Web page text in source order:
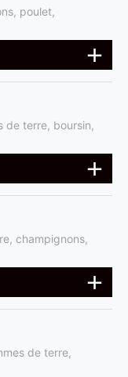
poulet,
de terre, boursin,
champignons,
de terre,